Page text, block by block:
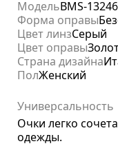
МодельBMS-
Форма оправы
Цвет линзСерый
Цвет оправы
Страна дизайна
ПолЖенский
Универсальность
Очки легко
одежды.